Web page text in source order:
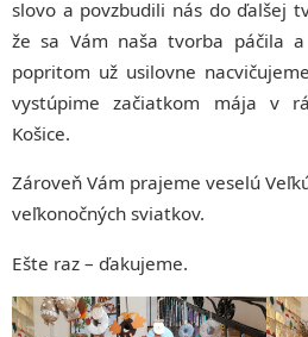
slovo a povzbudili nás do ďalšej
že sa Vám naša tvorba páčila
popritom už usilovne
vystúpime začiatkom mája v
Košice.
Zároveň Vám prajeme veselú
veľkonočných sviatkov.
Ešte raz – ďakujeme.